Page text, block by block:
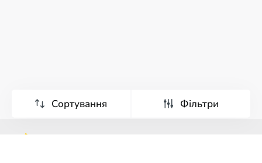
Сортування Фільтри